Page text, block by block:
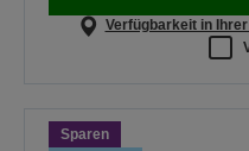
Verfügbarkeit in Ihrer
Sparen